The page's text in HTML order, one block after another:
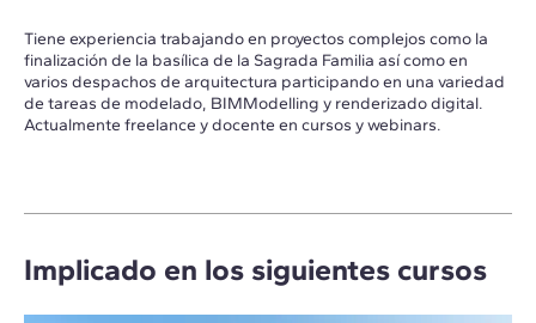
Tiene experiencia trabajando en proyectos complejos como la
finalización de la basílica de la Sagrada Familia así como en
varios despachos de arquitectura participando en una variedad
de tareas de modelado, BIMModelling y renderizado digital.
Actualmente freelance y docente en cursos y webinars.
Implicado en los siguientes cursos